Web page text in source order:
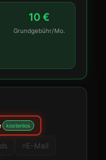
10 €
Grundgebühr/Mo.
kostenlos
E-Mail